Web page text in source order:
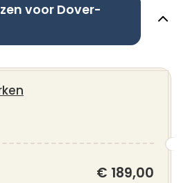
voor Dover-
€ 189,00